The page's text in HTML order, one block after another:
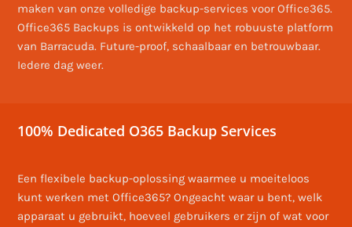
maken van onze volledige backup-services voor Office365.
Office365 Backups is ontwikkeld op het robuuste platform
van Barracuda. Future-proof, schaalbaar en betrouwbaar.
Iedere dag weer.
100% Dedicated O365 Backup Services
Een flexibele backup-oplossing waarmee u moeiteloos
kunt werken met Office365? Ongeacht waar u bent, welk
apparaat u gebruikt, hoeveel gebruikers er zijn of wat voor